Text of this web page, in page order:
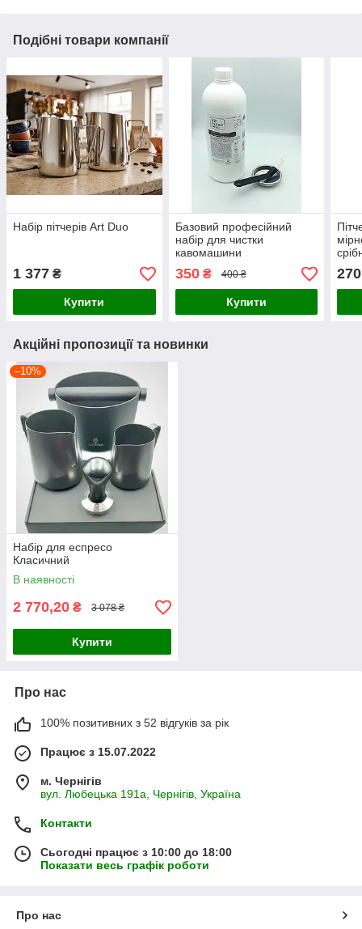
Подібні товари компанії
Набір пітчерів Art Duo
1 377 ₴
Купити
Базовий професійний
набір для чистки
кавомашини
350₴ 400 ₴
Купити
270
Акційні пропозиції та новинки
–10%
Набір для еспресо
Класичний
В наявності
2 770,20 ₴ 3 078 ₴
Купити
Про нас
100% позитивних з 52 відгуків за рік
Працює з 15.07.2022
м. Чернігів
вул. Любецька 191а, Чернігів, Україна
Контакти
Сьогодні працює з 10:00 до 18:00
Показати весь графік роботи
Про нас